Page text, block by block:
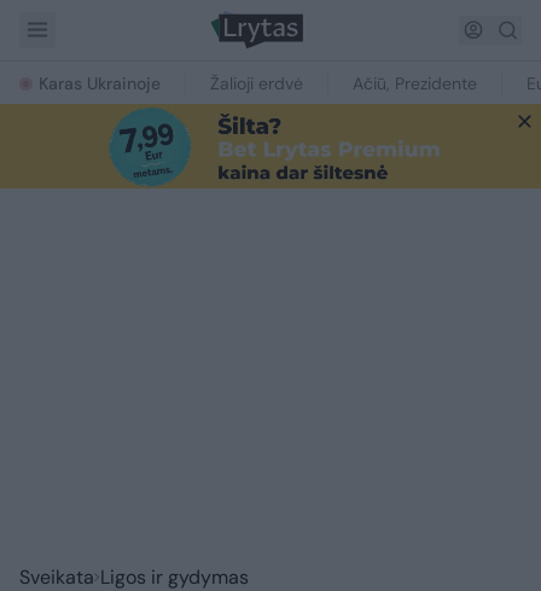
Karas Ukrainoje Žalioji erdvė Ačiū, Prezidente
Sveikata Ligos ir gydymas